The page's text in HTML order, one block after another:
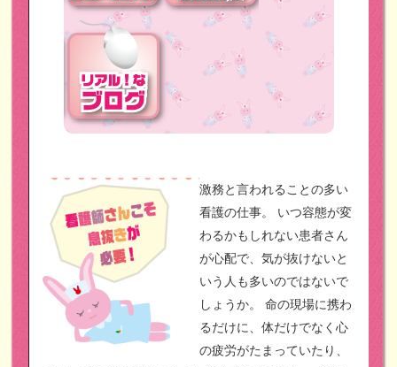
激務と言われることの多い
看護の仕事。
いつ容態が変
わるかもしれない患者さん
が心配で、気が抜けないと
いう人も多いのではないで
しょうか。
命の現場に携わ
るだけに、体だけでなく心
の疲労がたまっていたり、